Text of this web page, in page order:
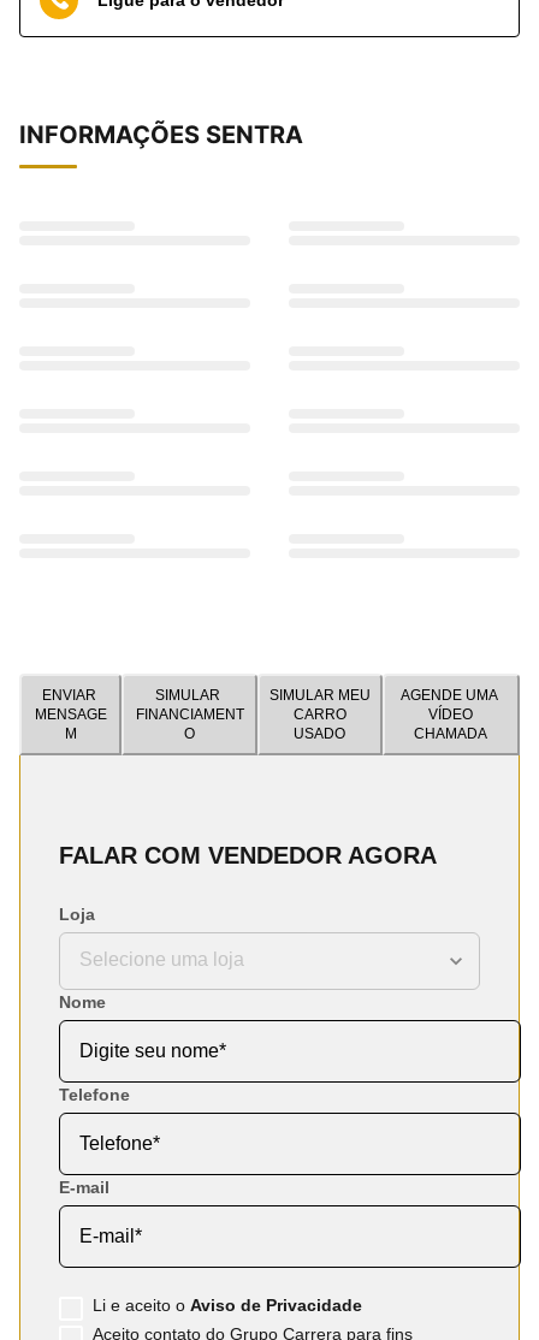
INFORMAÇÕES SENTRA
ENVIAR
MENSAGE
M
SIMULAR
FINANCIAMENT
O
SIMULAR MEU
CARRO
USADO
AGENDE UMA
VÍDEO
CHAMADA
FALAR COM VENDEDOR AGORA
Loja
Nome
Telefone
E-mail
Li e aceito o Aviso de Privacidade
Aceito contato do Grupo Carrera para fins